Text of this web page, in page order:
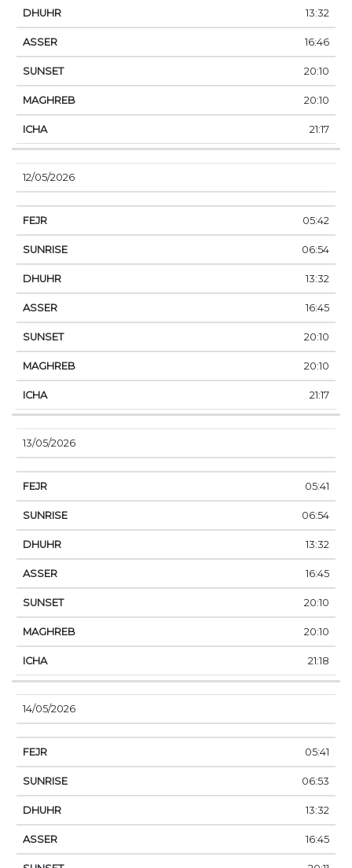
13:32
16:46
20:10
20:10
21:17
12/05/2026
05:42
06:54
13:32
16:45
20:10
20:10
21:17
13/05/2026
05:41
06:54
13:32
16:45
20:10
20:10
21:18
14/05/2026
05:41
06:53
13:32
16:45